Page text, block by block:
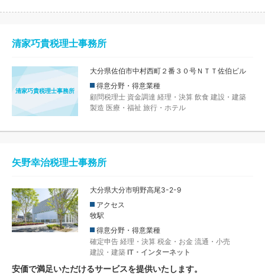
清家巧貴税理士事務所
清家巧貴税理士事務所
大分県佐伯市中村西町２番３０号ＮＴＴ佐伯ビル
得意分野・得意業種
顧問税理士 資金調達 経理・決算 飲食 建設・建築
製造 医療・福祉 旅行・ホテル
矢野幸治税理士事務所
大分県大分市明野高尾3-2-9
アクセス
牧駅
得意分野・得意業種
確定申告 経理・決算 税金・お金 流通・小売
建設・建築 IT・インターネット
安価で満足いただけるサービスを提供いたします。